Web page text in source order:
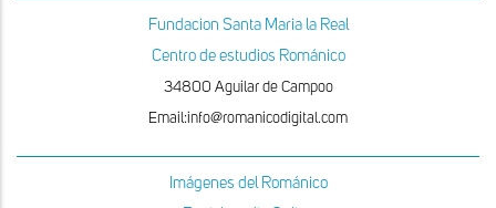
Fundacion Santa Maria la Real
Centro de estudios Románico
34800 Aguilar de Campoo
Email:info@romanicodigital.com
Imágenes del Románico